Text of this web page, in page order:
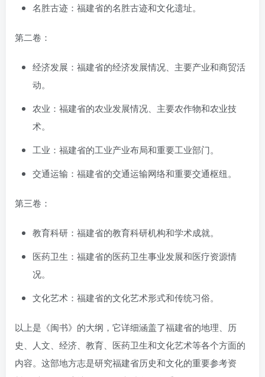
名胜古迹：福建省的名胜古迹和文化遗址。
第二卷：
经济发展：福建省的经济发展情况、主要产业和商贸活
动。
农业：福建省的农业发展情况、主要农作物和农业技
术。
工业：福建省的工业产业布局和重要工业部门。
交通运输：福建省的交通运输网络和重要交通枢纽。
第三卷：
教育科研：福建省的教育科研机构和学术成就。
医药卫生：福建省的医药卫生事业发展和医疗资源情
况。
文化艺术：福建省的文化艺术形式和传统习俗。
以上是《闽书》的大纲，它详细涵盖了福建省的地理、历
史、人文、经济、教育、医药卫生和文化艺术等各个方面的
内容。这部地方志是研究福建省历史和文化的重要参考资